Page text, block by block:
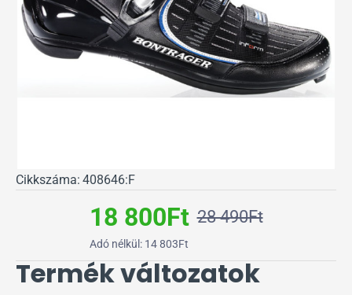
Cikkszáma: 408646:F
18 800Ft 28 490Ft
Adó nélkül: 14 803Ft
Termék változatok